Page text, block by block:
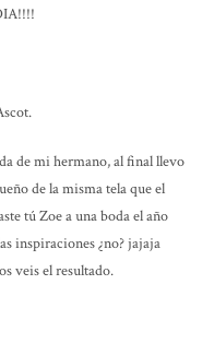
de mi hermano, al final llevo
de la misma tela que el
tú Zoe a una boda el año
inspiraciones ¿no? jajaja
veis el resultado.